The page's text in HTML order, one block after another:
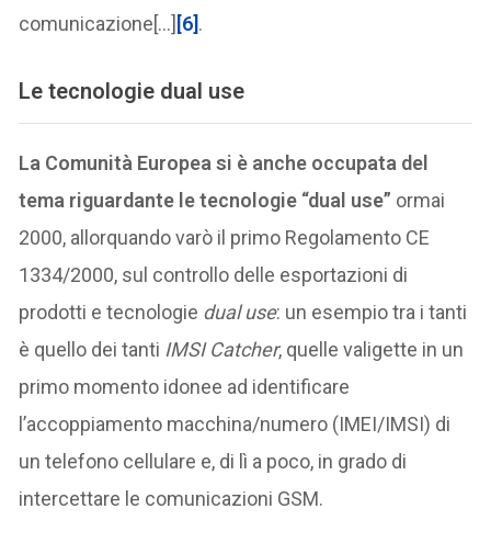
comunicazione[…] [6].
Le tecnologie dual use
La Comunità Europea si è anche occupata del
tema riguardante le tecnologie “dual use” ormai
2000, allorquando varò il primo Regolamento CE
1334/2000, sul controllo delle esportazioni di
prodotti e tecnologie dual use: un esempio tra i tanti
è quello dei tanti IMSI Catcher, quelle valigette in un
primo momento idonee ad identificare
l’accoppiamento macchina/numero (IMEI/IMSI) di
un telefono cellulare e, di lì a poco, in grado di
intercettare le comunicazioni GSM.